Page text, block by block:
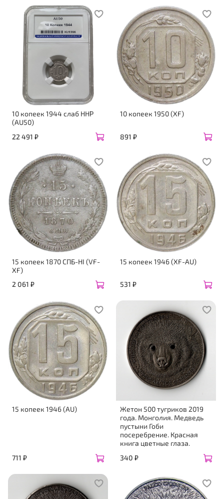
10 копеек 1944 слаб ННР
(AU50)
22 491 ₽
10 копеек 1950 (XF)
891 ₽
15 копеек 1870 СПБ-НI (VF-
XF)
2 061 ₽
15 копеек 1946 (XF-AU)
531 ₽
15 копеек 1946 (AU)
711 ₽
Жетон 500 тугриков 2019
года. Монголия. Медведь
пустыни Гоби
посеребрение. Красная
книга цветные глаза.
340 ₽